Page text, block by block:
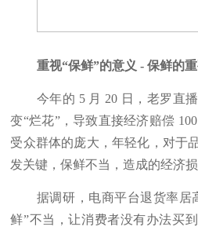
重视“保鲜”的意义 - 保鲜的
今年的 5 月 20 日，老罗直
变“烂花”，导致直接经济赔偿
受众群体的庞大，年轻化，对于
发关键，保鲜不当，造成的经济
据调研，电商平台退货率居
鲜”不当，让消费者没有办法买